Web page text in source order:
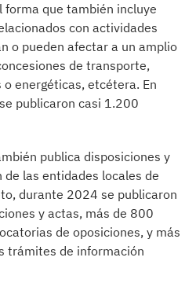
forma que también incluye
con actividades
o pueden afectar a un amplio
de transporte,
energéticas, etcétera. En
publicaron casi 1.200
publica disposiciones y
las entidades locales de
durante 2024 se publicaron
y actas, más de 800
de oposiciones, y más
trámites de información